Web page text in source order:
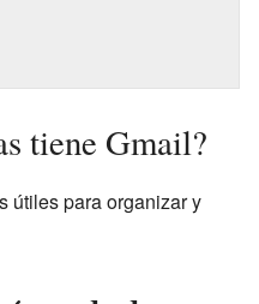
tiene Gmail?
útiles para organizar y